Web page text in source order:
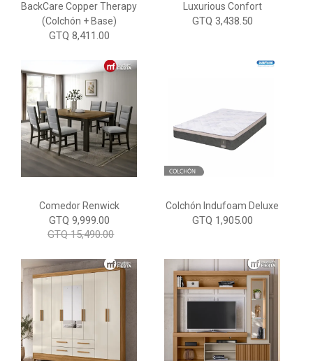
BackCare Copper Therapy
(Colchón + Base)
GTQ 8,411.00
Luxurious Confort
GTQ 3,438.50
Comedor Renwick
GTQ 9,999.00
GTQ 15,490.00
Colchón Indufoam Deluxe
GTQ 1,905.00